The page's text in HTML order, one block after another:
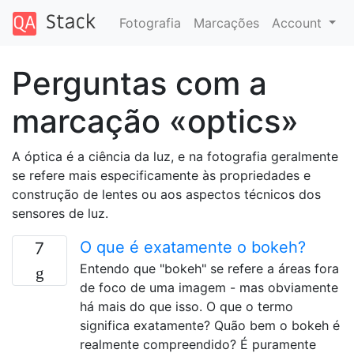
Fotografia Marcações Account
Perguntas com a
marcação «optics»
A óptica é a ciência da luz, e na fotografia geralmente
se refere mais especificamente às propriedades e
construção de lentes ou aos aspectos técnicos dos
sensores de luz.
7 O que é exatamente o bokeh?
Entendo que "bokeh" se refere a áreas fora
de foco de uma imagem - mas obviamente
há mais do que isso. O que o termo
significa exatamente? Quão bem o bokeh é
realmente compreendido? É puramente